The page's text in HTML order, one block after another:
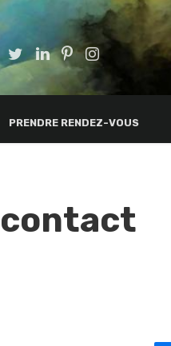
PRENDRE RENDEZ-VOUS